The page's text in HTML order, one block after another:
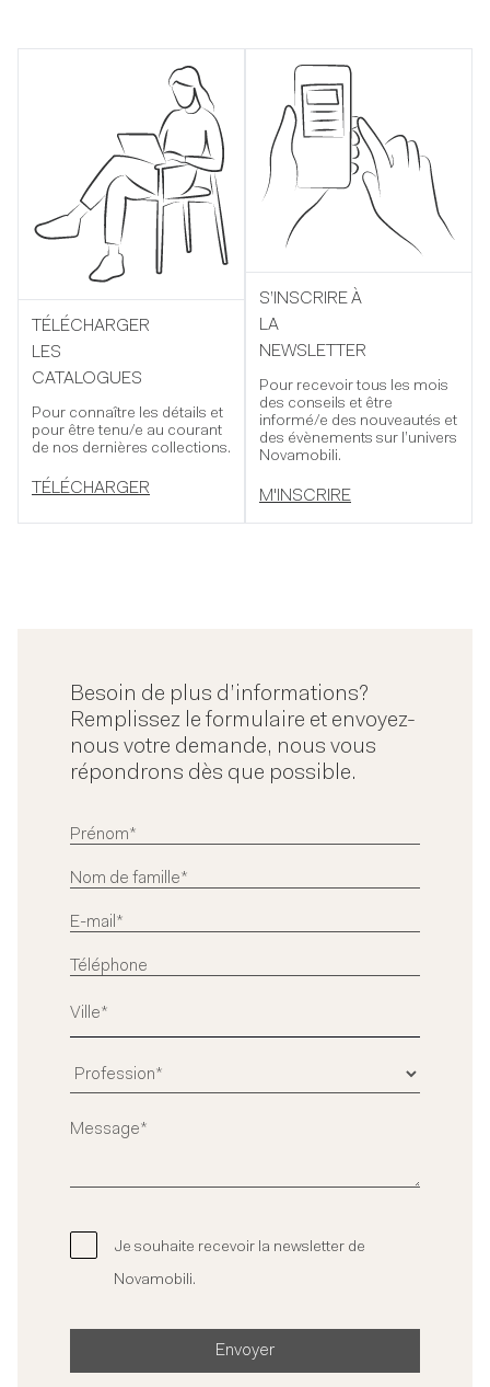
TÉLÉCHARGER
LES
CATALOGUES
Pour connaître les détails et
pour être tenu/e au courant
de nos dernières collections.
TÉLÉCHARGER
S’INSCRIRE À
LA
NEWSLETTER
Pour recevoir tous les mois
des conseils et être
informé/e des nouveautés et
des évènements sur l’univers
Novamobili.
M'INSCRIRE
Besoin de plus d’informations?
Remplissez le formulaire et envoyez-
nous votre demande, nous vous
répondrons dès que possible.
Je souhaite recevoir la newsletter de
Novamobili.
Envoyer